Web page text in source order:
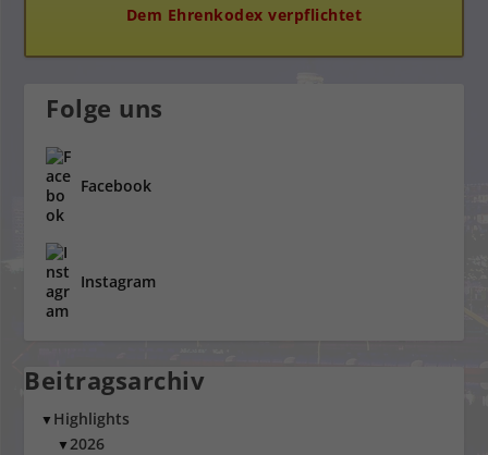
Dem Ehrenkodex verpflichtet
Folge uns
Facebook
Instagram
Beitragsarchiv
▼ Highlights
▼2026